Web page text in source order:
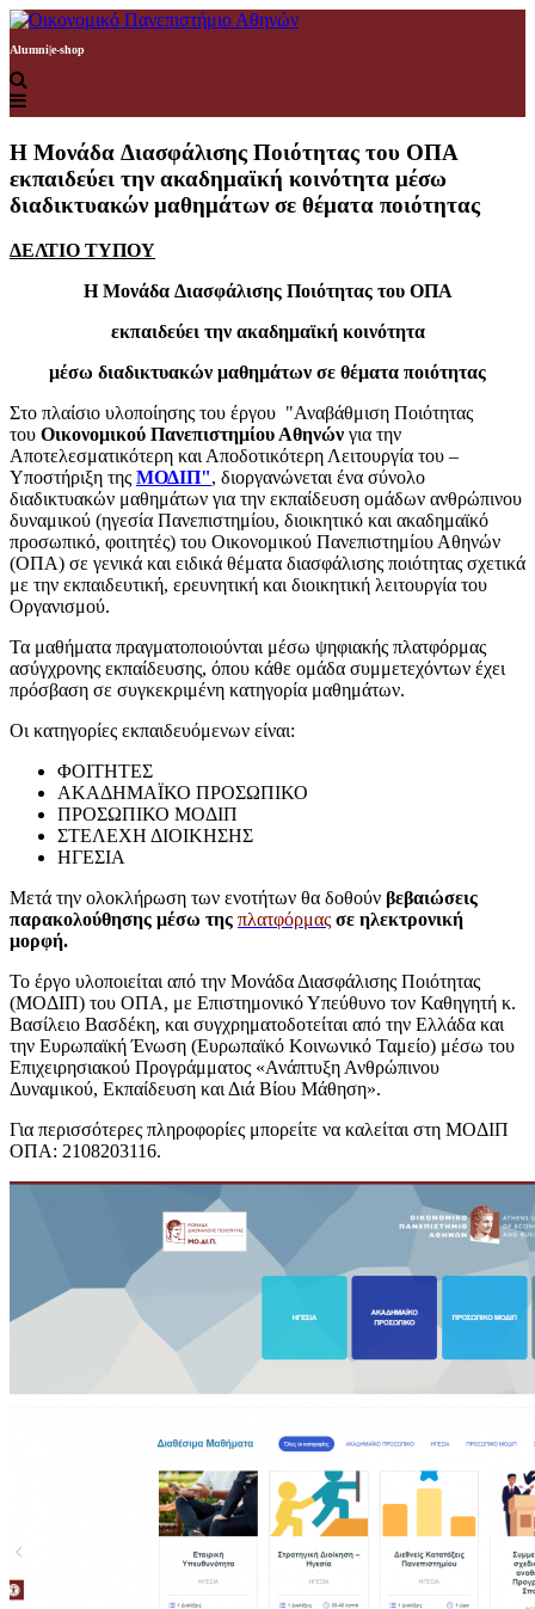
Alumnie-shop
Η Μονάδα Διασφάλισης Ποιότητας του ΟΠΑ
εκπαιδεύει την ακαδημαϊκή κοινότητα μέσω
διαδικτυακών μαθημάτων σε θέματα ποιότητας
ΔΕΛΤΙΟ ΤΥΠΟΥ
ΗΜονάδα Διασφάλισης Ποιότητας του ΟΠΑ
εκπαιδεύει την ακαδημαϊκή κοινότητα
μέσω διαδικτυακών μαθημάτων σε θέματα ποιότητας
Στο πλαίσιο υλοποίησης του έργου "Αναβάθμιση Ποιότητας
του Οικονομικού Πανεπιστημίου Αθηνών για την
Αποτελεσματικότερη και Αποδοτικότερη Λειτουργία του –
Υποστήριξη της ΜΟΔΙΠ", διοργανώνεται ένα σύνολο
διαδικτυακών μαθημάτων για την εκπαίδευση ομάδων ανθρώπινου
δυναμικού (ηγεσία Πανεπιστημίου, διοικητικό και ακαδημαϊκό
προσωπικό, φοιτητές) του Οικονομικού Πανεπιστημίου Αθηνών
(ΟΠΑ) σε γενικά και ειδικά θέματα διασφάλισης ποιότητας σχετικά
με την εκπαιδευτική, ερευνητική και διοικητική λειτουργία του
Οργανισμού.
Τα μαθήματα πραγματοποιούνται μέσω ψηφιακής πλατφόρμας
ασύγχρονης εκπαίδευσης, όπου κάθε ομάδα συμμετεχόντων έχει
πρόσβαση σε συγκεκριμένη κατηγορία μαθημάτων.
Οι κατηγορίες εκπαιδευόμενων είναι:
ΦΟΙΤΗΤΕΣ
ΑΚΑΔΗΜΑΪΚΟ ΠΡΟΣΩΠΙΚΟ
ΠΡΟΣΩΠΙΚΟ ΜΟΔΙΠ
ΣΤΕΛΕΧΗ ΔΙΟΙΚΗΣΗΣ
ΗΓΕΣΙΑ
Μετά την ολοκλήρωση των ενοτήτων θα δοθούν βεβαιώσεις
παρακολούθησης μέσω της πλατφόρμας σε ηλεκτρονική
μορφή.
Το έργο υλοποιείται από την Μονάδα Διασφάλισης Ποιότητας
(ΜΟΔΙΠ) του ΟΠΑ, με Επιστημονικό Υπεύθυνο τον Καθηγητή κ.
Βασίλειο Βασδέκη, και συγχρηματοδοτείται από την Ελλάδα και
την Ευρωπαϊκή Ένωση (Ευρωπαϊκό Κοινωνικό Ταμείο) μέσω του
Επιχειρησιακού Προγράμματος «Ανάπτυξη Ανθρώπινου
Δυναμικού, Εκπαίδευση και Διά Βίου Μάθηση».
Για περισσότερες πληροφορίες μπορείτε να καλείται στη ΜΟΔΙΠ
ΟΠΑ: 2108203116.